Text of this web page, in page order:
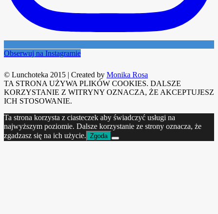
Obserwuj na Instagramie
© Lunchoteka 2015 | Created by Monika Rosa
TA STRONA UŻYWA PLIKÓW COOKIES. DALSZE
KORZYSTANIE Z WITRYNY OZNACZA, ŻE AKCEPTUJESZ
ICH STOSOWANIE.
Ta strona korzysta z ciasteczek aby świadczyć usługi na
najwyższym poziomie. Dalsze korzystanie ze strony oznacza, że
zgadzasz się na ich użycie. Zgoda